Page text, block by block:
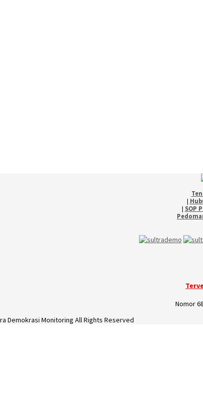
|
| SOP
Nomor
Demokrasi Monitoring All Rights Reserved